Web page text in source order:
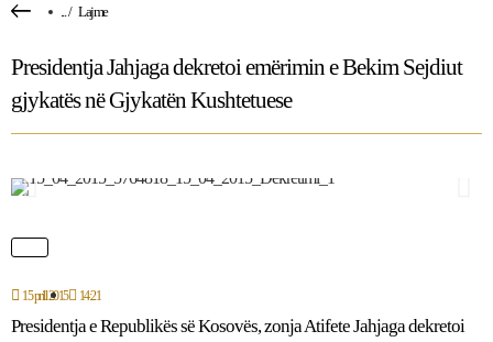
.../ Lajme
Presidentja Jahjaga dekretoi emërimin e Bekim Sejdiut
gjykatës në Gjykatën Kushtetuese
15 prill 2015 14:21
Presidentja e Republikës së Kosovës, zonja Atifete Jahjaga dekretoi